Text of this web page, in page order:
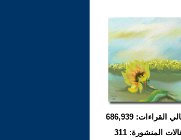
القراءات: 686,939
المنشورة: 311